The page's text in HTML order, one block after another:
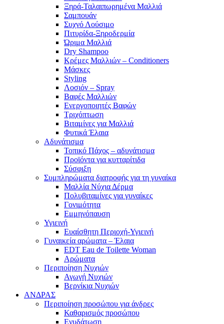
Ξηρά-Ταλαιπωρημένα Μαλλιά
Σαμπουάν
Συχνό Λούσιμο
Πιτυρίδα-Ξηροδερμία
Ώριμα Μαλλιά
Dry Shampoo
Κρέμες Μαλλιών – Conditioners
Μάσκες
Styling
Λοσιόν – Spray
Βαφές Μαλλιών
Ενεργοποιητές Βαφών
Τριχόπτωση
Βιταμίνες για Μαλλιά
Φυτικά Έλαια
Αδυνάτισμα
Τοπικό Πάχος – αδυνάτισμα
Προϊόντα για κυτταρίτιδα
Σύσφιξη
Συμπληρώματα διατροφής για τη γυναίκα
Μαλλία Νύχια Δέρμα
Πολυβιταμίνες για γυναίκες
Γονιμότητα
Εμμηνόπαυση
Υγιεινή
Ευαίσθητη Περιοχή-Υγιεινή
Γυναικεία αρώματα – Έλαια
EDT Eau de Toilette Woman
Αρώματα
Περιποίηση Νυχιών
Αγωγή Νυχιών
Βερνίκια Νυχιών
ΑΝΔΡΑΣ
Περιποίηση προσώπου για άνδρες
Καθαρισμός προσώπου
Ενυδάτωση